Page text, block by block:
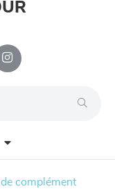
de complément